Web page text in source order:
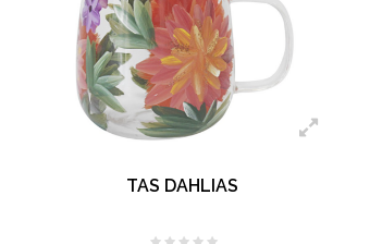
TAS DAHLIAS